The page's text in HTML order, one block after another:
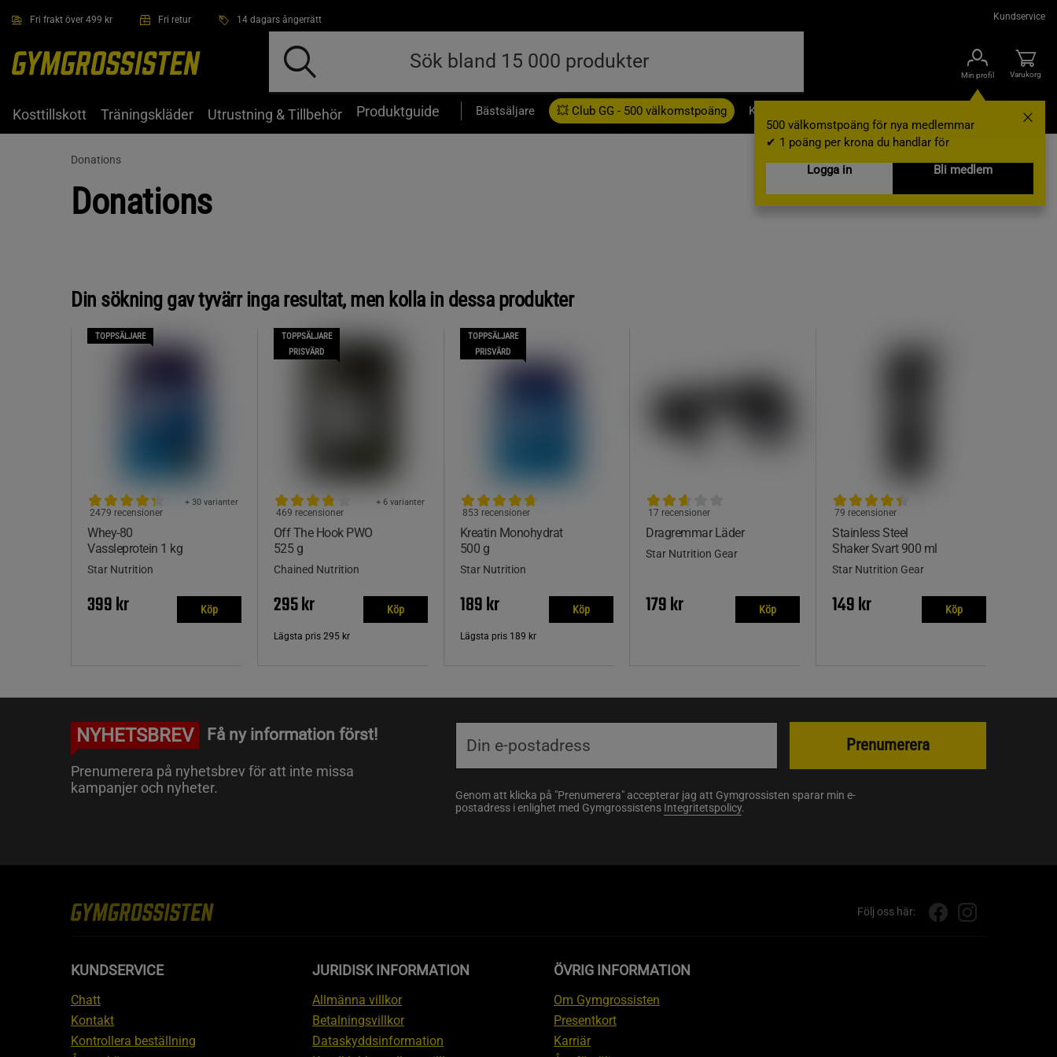
Fri frakt över 499 kr Fri retur 14 dagars ångerrätt Kundservice
Min profil
500 välkomstpoäng för nya medlemmar
✔ 1 poäng per krona du handlar för
Logga in
Bli medlem
Varukorg
Kosttillskott Träningskläder Utrustning & Tillbehör Produktguide Bästsäljare 💥 Club GG - 500 välkomstpoäng Kampanjer
Donations
Donations
Din sökning gav tyvärr inga resultat, men kolla in dessa produkter
TOPPSÄLJARE
Whey-80
Vassleprotein 1 kg
+ 30 varianter
2479 recensioner
Star Nutrition
399 kr Köp
TOPPSÄLJARE
PRISVÄRD
Off The Hook PWO
525 g
+ 6 varianter
469 recensioner
Chained Nutrition
295 kr Köp
Lägsta pris 295 kr
TOPPSÄLJARE
PRISVÄRD
Kreatin Monohydrat
500 g
853 recensioner
Star Nutrition
189 kr Köp
Lägsta pris 189 kr
Dragremmar Läder
17 recensioner
Star Nutrition Gear
179 kr Köp
Stainless Steel
Shaker Svart 900 ml
79 recensioner
Star Nutrition Gear
149 kr Köp
NYHETSBREV Få ny information först!
Prenumerera på nyhetsbrev för att inte missa
kampanjer och nyheter.
Genom att klicka på "Prenumerera" accepterar jag att Gymgrossisten sparar min e-
postadress i enlighet med Gymgrossistens Integritetspolicy.
Prenumerera
Följ oss här:
KUNDSERVICE
Chatt
Kontakt
Kontrollera beställning
JURIDISK INFORMATION
Allmänna villkor
Betalningsvillkor
Dataskyddsinformation
ÖVRIG INFORMATION
Om Gymgrossisten
Presentkort
Karriär